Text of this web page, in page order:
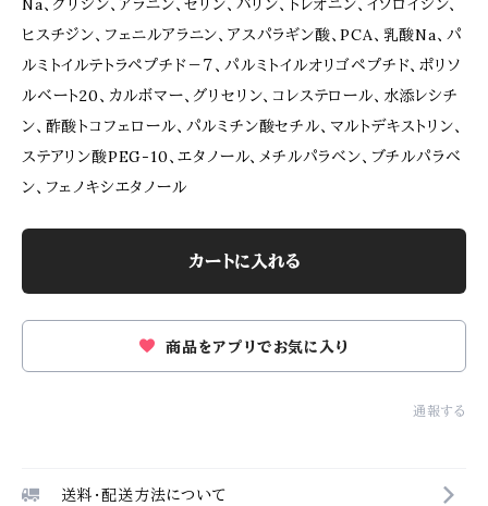
Na、グリシン、アラニン、セリン、バリン、トレオニン、イソロイシン、
ヒスチジン、フェニルアラニン、アスパラギン酸、PCA、乳酸Na、パ
ルミトイルテトラペプチド－７、パルミトイルオリゴペプチド、ポリソ
ルベート20、カルボマー、グリセリン、コレステロール、水添レシチ
ン、酢酸トコフェロール、パルミチン酸セチル、マルトデキストリン、
ステアリン酸PEG-10、エタノール、メチルパラベン、ブチルパラベ
ン、フェノキシエタノール
カートに入れる
商品をアプリでお気に入り
通報する
送料・配送方法について